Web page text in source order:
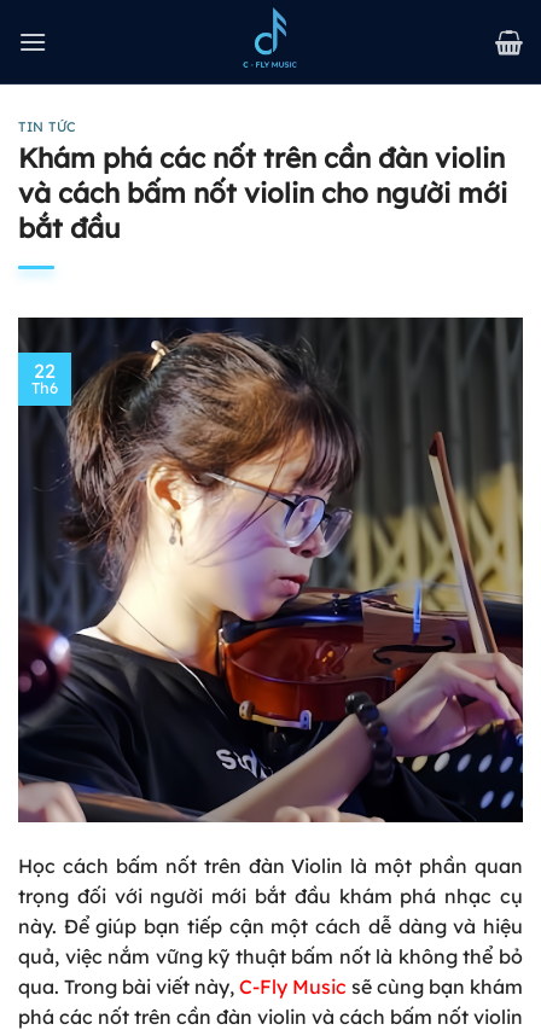
qua
TIN TỨC
Khám phá các nốt trên cần đàn violin
và cách bấm nốt violin cho người mới
bắt đầu
22
Th6
Học cách bấm nốt trên đàn Violin là một phần quan
trọng đối với người mới bắt đầu khám phá nhạc cụ
này. Để giúp bạn tiếp cận một cách dễ dàng và hiệu
quả, việc nắm vững kỹ thuật bấm nốt là không thể bỏ
qua. Trong bài viết này, C-Fly Music sẽ cùng bạn khám
phá các nốt trên cần đàn violin và cách bấm nốt violin